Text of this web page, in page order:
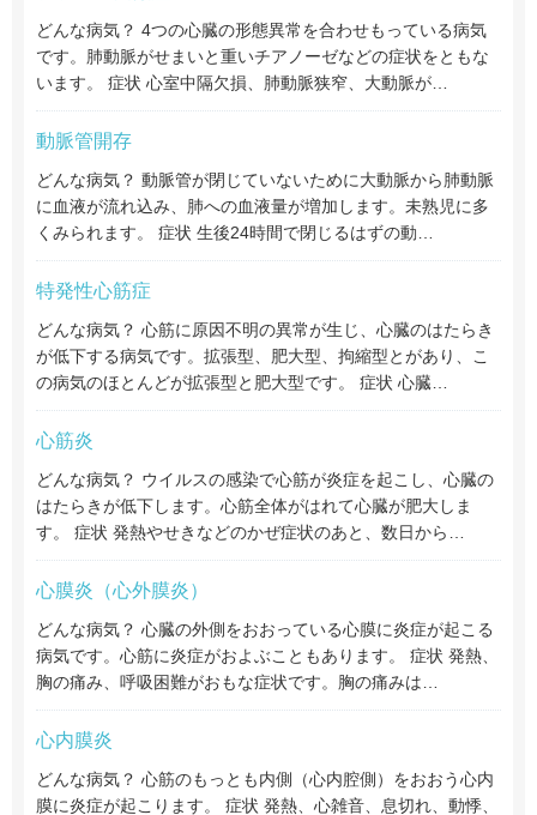
どんな病気？ 4つの心臓の形態異常を合わせもっている病気
です。肺動脈がせまいと重いチアノーゼなどの症状をともな
います。 症状 心室中隔欠損、肺動脈狭窄、大動脈が…
動脈管開存
どんな病気？ 動脈管が閉じていないために大動脈から肺動脈
に血液が流れ込み、肺への血液量が増加します。未熟児に多
くみられます。 症状 生後24時間で閉じるはずの動…
特発性心筋症
どんな病気？ 心筋に原因不明の異常が生じ、心臓のはたらき
が低下する病気です。拡張型、肥大型、拘縮型とがあり、こ
の病気のほとんどが拡張型と肥大型です。 症状 心臓…
心筋炎
どんな病気？ ウイルスの感染で心筋が炎症を起こし、心臓の
はたらきが低下します。心筋全体がはれて心臓が肥大しま
す。 症状 発熱やせきなどのかぜ症状のあと、数日から…
心膜炎（心外膜炎）
どんな病気？ 心臓の外側をおおっている心膜に炎症が起こる
病気です。心筋に炎症がおよぶこともあります。 症状 発熱、
胸の痛み、呼吸困難がおもな症状です。胸の痛みは…
心内膜炎
どんな病気？ 心筋のもっとも内側（心内腔側）をおおう心内
膜に炎症が起こります。 症状 発熱、心雑音、息切れ、動悸、